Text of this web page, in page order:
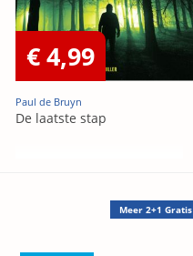
€ 4,99
Paul de Bruyn
De laatste stap
Meer 2+1 Gratis